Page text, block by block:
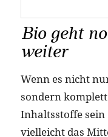
Bio geht
weiter
Wenn es nicht
sondern
Inhaltsstoffe sein
vielleicht das